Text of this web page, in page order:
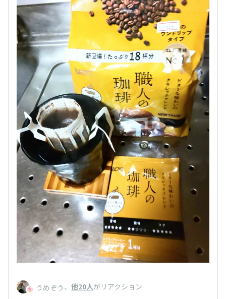
うめぞう 、 他20人がリアクション